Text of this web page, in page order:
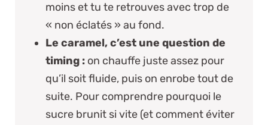
moins et tu te retrouves avec trop de
« non éclatés » au fond.
Le caramel, c’est une question de
timing : on chauffe juste assez pour
qu’il soitfluide, puis on enrobe tout de
suite. Pour comprendre pourquoi le
sucre brunit si vite (et comment éviter